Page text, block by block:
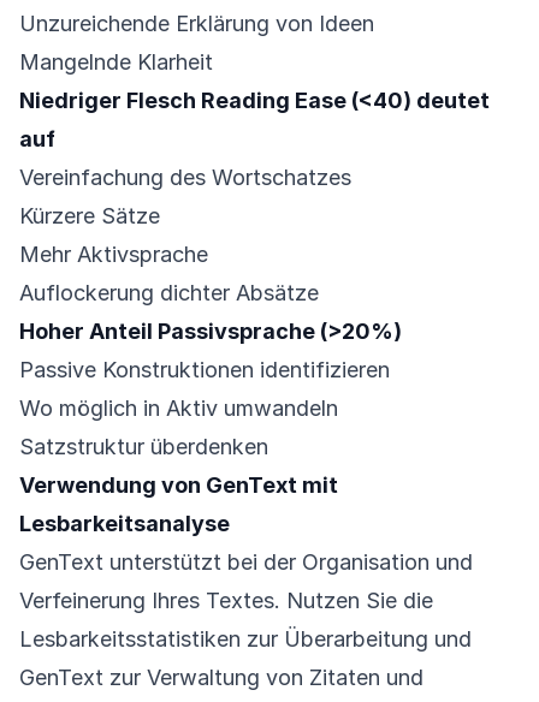
Unzureichende Erklärung von Ideen
Mangelnde Klarheit
Niedriger Flesch Reading Ease (<40) deutet
auf
Vereinfachung des Wortschatzes
Kürzere Sätze
Mehr Aktivsprache
Auflockerung dichter Absätze
Hoher Anteil Passivsprache (>20%)
Passive Konstruktionen identifizieren
Wo möglich in Aktiv umwandeln
Satzstruktur überdenken
Verwendung von GenText mit
Lesbarkeitsanalyse
GenText unterstützt bei der Organisation und
Verfeinerung Ihres Textes. Nutzen Sie die
Lesbarkeitsstatistiken zur Überarbeitung und
GenText zur Verwaltung von Zitaten und